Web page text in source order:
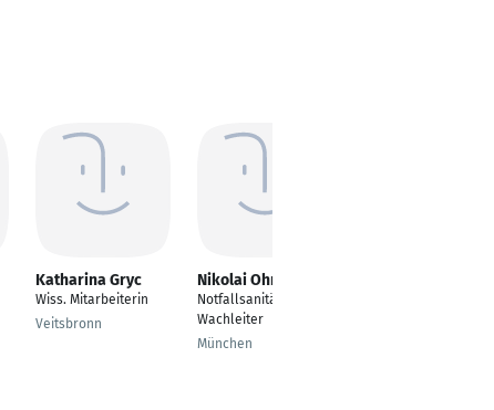
Katharina Gryc
Wiss. Mitarbeiterin
Veitsbronn
Nikolai Ohme
Notfallsanitäter und
Wachleiter
München